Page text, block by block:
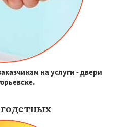
на услуги - двери